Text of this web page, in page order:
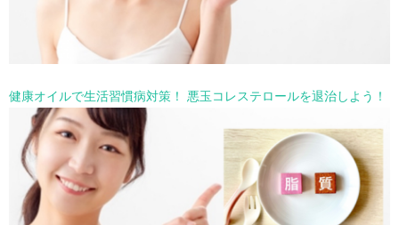
健康オイルで生活習慣病対策！ 悪玉コレステロールを退治しよう！